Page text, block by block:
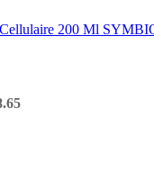
200 Ml